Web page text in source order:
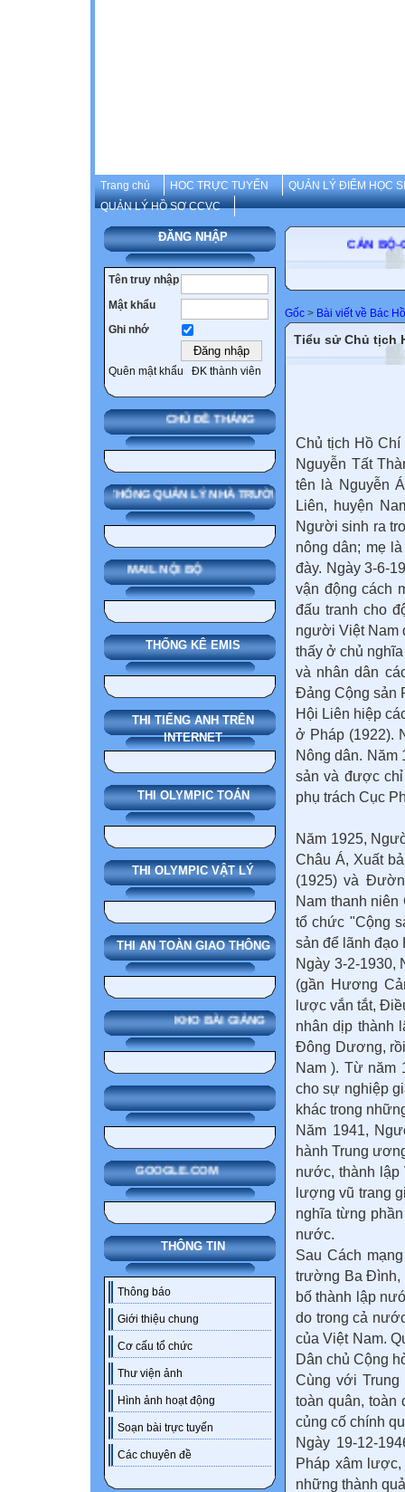
Trang chủ HOC TRỰC TUYẾN
QUẢN LÝ ĐIỂM HỌC
QUẢN LÝ HỒ SƠ CCVC
ĐĂNG NHẬP
Tên truy nhập
Mật khẩu
Ghi nhớ
Quên mật khẩu ĐK thành viên
CHỦ ĐỀ THÁNG
SMAS HỆ THỐNG QUẢN LÝ NHÀ TRƯỜNG
MAIL NỘI BỘ
THỐNG KÊ EMIS
THI TIẾNG ANH TRÊN
INTERNET
THI OLYMPIC TOÁN
THI OLYMPIC VẬT LÝ
THI AN TOÀN GIAO THÔNG
KHO BÀI GIẢNG
GOOGLE.COM
THÔNG TIN
Thông báo
Giới thiệu chung
Cơ cấu tổ chức
Thư viện ảnh
Hình ảnh hoạt động
Soạn bài trực tuyến
Các chuyên đề
CÁN
Gốc > Bài viết về Bác Hồ
Tiểu sử Chủ tịch
Chủ tịch Hồ Chí
Nguyễn Tất
tên là Nguyễn
Liên, huyện
Người sinh ra
nông dân; mẹ
đày. Ngày 3-6-
vận động cách
đấu tranh cho
người Việt Nam
thấy ở chủ
và nhân dân
Đảng Cộng sản
Hội Liên hiệp
ở Pháp (1922).
Nông dân.
sản và được
phụ trách Cục
Năm 1925,
Châu Á, Xuất
(1925) và
Nam thanh
tổ chức "Cộng
sản để lãnh đạo
Ngày 3-2-1930,
(gần Hương
lược vắn tắt,
nhân dịp thành
Đông Dương,
Nam ). Từ năm
cho sự nghiệp
khác trong
Năm 1941,
hành Trung
nước, thành lập
lượng vũ trang
nghĩa từng
nước.
Sau Cách
trường Ba Đình,
bố thành lập
do trong cả
của Việt Nam.
Dân chủ Cộng
Cùng với
toàn quân, toàn
củng cố chính
Ngày 19-12-
Pháp xâm
những thành